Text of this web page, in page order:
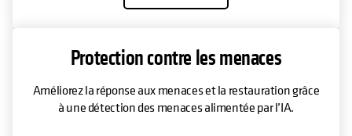
Protection contre les menaces
Améliorez la réponse aux menaces et la restauration grâce
à une détection des menaces alimentée par l’IA.